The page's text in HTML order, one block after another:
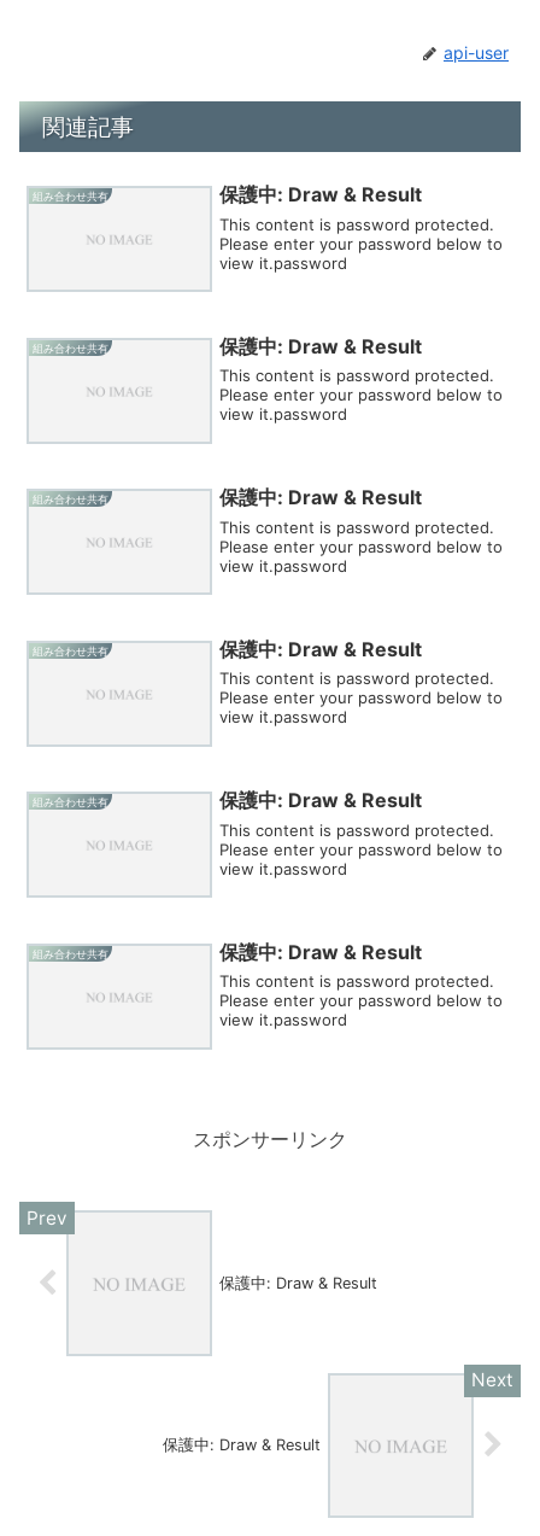
api-user
関連記事
組み合わせ共有 保護中: Draw & Result
This content is password protected.
Please enter your password below to
view it.password
組み合わせ共有 保護中: Draw & Result
This content is password protected.
Please enter your password below to
view it.password
組み合わせ共有 保護中: Draw & Result
This content is password protected.
Please enter your password below to
view it.password
組み合わせ共有 保護中: Draw & Result
This content is password protected.
Please enter your password below to
view it.password
組み合わせ共有 保護中: Draw & Result
This content is password protected.
Please enter your password below to
view it.password
組み合わせ共有 保護中: Draw & Result
This content is password protected.
Please enter your password below to
view it.password
スポンサーリンク
保護中: Draw & Result
保護中: Draw & Result